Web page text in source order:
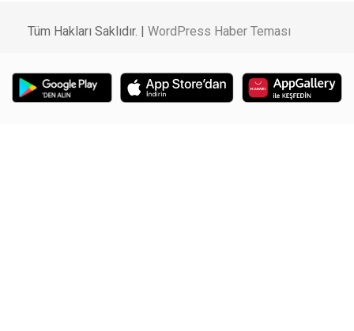
Tüm Hakları Saklıdır. | WordPress Haber Teması